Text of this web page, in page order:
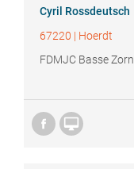
Cyril Rossdeutsch
67220 | Hoerdt
FDMJC Basse Zorn
